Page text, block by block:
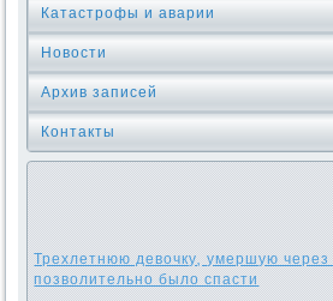
Катастрофы и аварии
Новости
Архив записей
Контакты
Трехлетнюю девочку, умершую через
позволительно было спасти